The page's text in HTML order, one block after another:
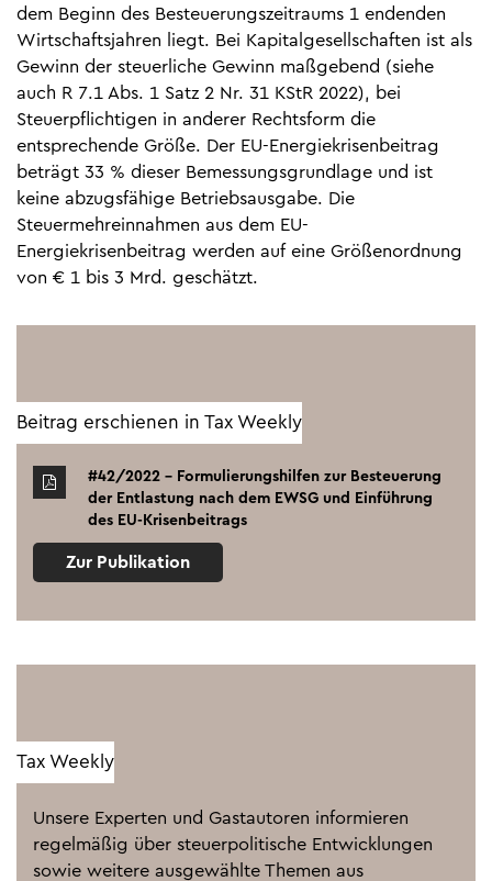
dem Beginn des Besteuerungszeitraums 1 endenden
Wirtschaftsjahren liegt. Bei Kapitalgesellschaften ist als
Gewinn der steuerliche Gewinn maßgebend (siehe
auch R 7.1 Abs. 1 Satz 2 Nr. 31 KStR 2022), bei
Steuerpflichtigen in anderer Rechtsform die
entsprechende Größe. Der EU-Energiekrisenbeitrag
beträgt 33 % dieser Bemessungsgrundlage und ist
keine abzugsfähige Betriebsausgabe. Die
Steuermehreinnahmen aus dem EU-
Energiekrisenbeitrag werden auf eine Größenordnung
von € 1 bis 3 Mrd. geschätzt.
Beitrag erschienen in Tax Weekly
#42/2022 - Formulierungshilfen zur Besteuerung
der Entlastung nach dem EWSG und Einführung
des EU-Krisenbeitrags
Zur Publikation
Tax Weekly
Unsere Experten und Gastautoren informieren
regelmäßig über steuerpolitische Entwicklungen
sowie weitere ausgewählte Themen aus